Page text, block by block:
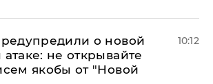
о новой
не открывайте
якобы от "Новой
10:12